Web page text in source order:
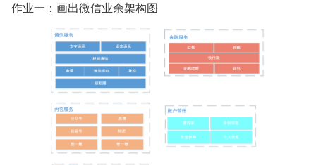
作业一：画出微信业余架构图